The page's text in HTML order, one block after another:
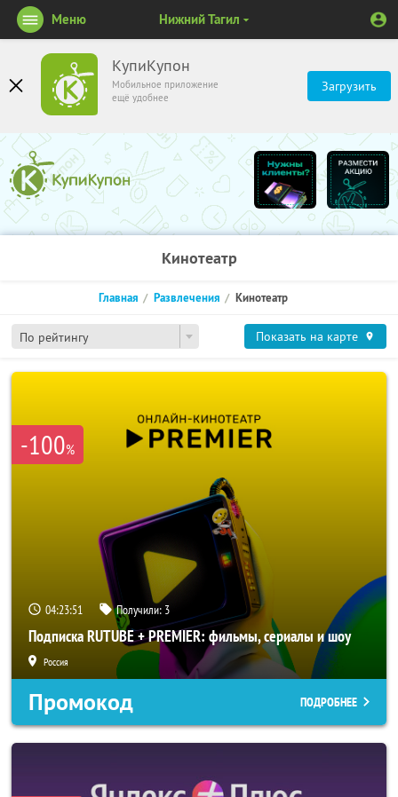
КупиКупон
Мобильное приложение
ещё удобнее
Загрузить
Меню Нижний Тагил
Кинотеатр
По рейтингу
Главная Развлечения Кинотеатр
Показать на карте
-100%
04:23:50 Получили: 3
Подписка RUTUBE + PREMIER: фильмы, сериалы и шоу
Россия
Промокод ПОДРОБНЕЕ